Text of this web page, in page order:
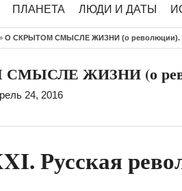
ПЛАНЕТА ЛЮДИ И ДАТЫ
О СКРЫТОМ СМЫСЛЕ ЖИЗНИ (о революции).
ЖИЗНИ (о
24, 2016
Русская